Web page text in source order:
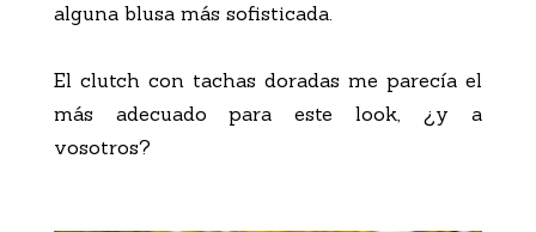
alguna blusa más sofisticada.
El clutch con tachas doradas me parecía el
más adecuado para este look, ¿y a
vosotros?